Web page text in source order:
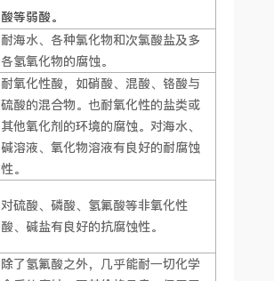
酸等弱酸。
耐海水、各种氯化物和次氯酸盐及多
各氢氧化物的腐蚀。
耐氧化性酸，如硝酸、混酸、铬酸与
硫酸的混合物。也耐氧化性的盐类或
其他氧化剂的环境的腐蚀。对海水、
碱溶液、氧化物溶液有良好的耐腐蚀
性。
对硫酸、磷酸、氢氟酸等非氧化性
酸、碱盐有良好的抗腐蚀性。
除了氢氟酸之外，几乎能耐一切化学